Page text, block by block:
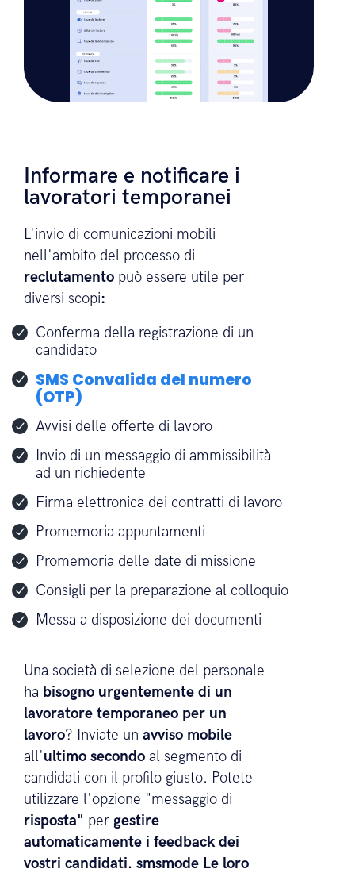
Informare e notificare i
lavoratori temporanei
nell'ambito del processo di
reclutamento
diversi scopi:
Conferma della registrazione di un
candidato
SMS Convalida del numero
(OTP)
Avvisi delle offerte di lavoro
Invio di un messaggio di ammissibilità
ad un richiedente
Firma elettronica dei contratti di lavoro
Promemoria appuntamenti
Consigli per la preparazione al colloquio
Messa a disposizione dei documenti
Una società di selezione del personale
habisogno urgentemente di un
lavoratore temporaneo per un
lavoro? Inviate unavviso mobile
all'ultimo secondo al segmento di
candidati con il profilo giusto. Potete